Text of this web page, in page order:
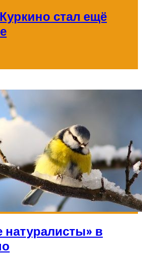
стал ещё
в